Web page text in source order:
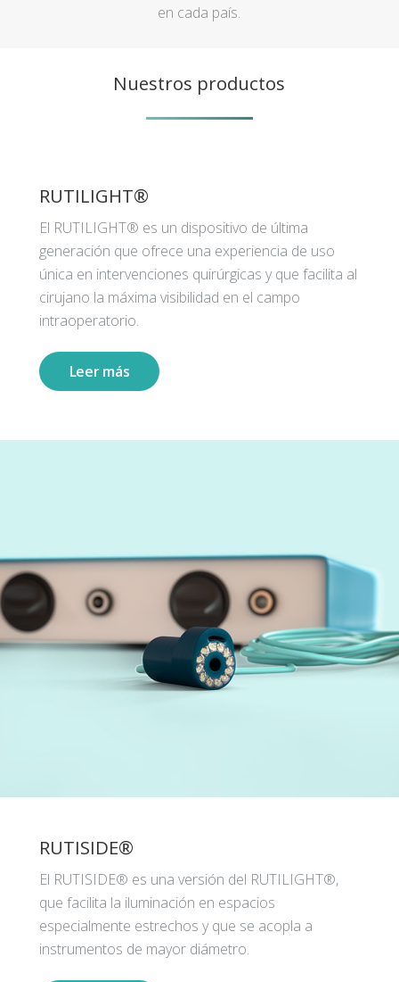
en cada país.
Nuestros productos
RUTILIGHT®
El RUTILIGHT® es un dispositivo de última
generación que ofrece una experiencia de uso
única en intervenciones quirúrgicas y que facilita al
cirujano la máxima visibilidad en el campo
intraoperatorio.
Leer más
RUTISIDE®
El RUTISIDE® es una versión del RUTILIGHT®,
que facilita la iluminación en espacios
especialmente estrechos y que se acopla a
instrumentos de mayor diámetro.